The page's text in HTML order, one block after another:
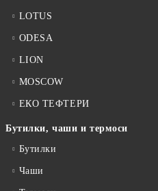
LOTUS
ODESA
LION
MOSCOW
ЕКО ТЕФТЕРИ
Бутилки, чаши и термоси
Бутилки
Чаши